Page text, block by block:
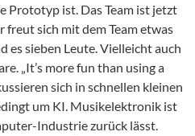
Prototyp ist. Das Team ist jetzt
freut sich mit dem Team etwas
es sieben Leute. Vielleicht auch
„It’s more fun than using a
sich in schnellen kleinen
um KI. Musikelektronik ist
Industrie zurück lässt.